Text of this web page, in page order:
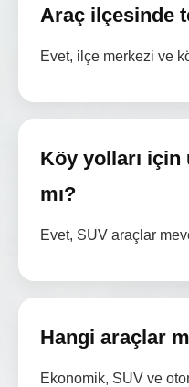
Araç ilçesinde
Evet, ilçe merkezi ve
Köy yolları
mı?
Evet, SUV araçlar
Hangi araçlar
Ekonomik, SUV ve